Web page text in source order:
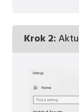
Krok 2: